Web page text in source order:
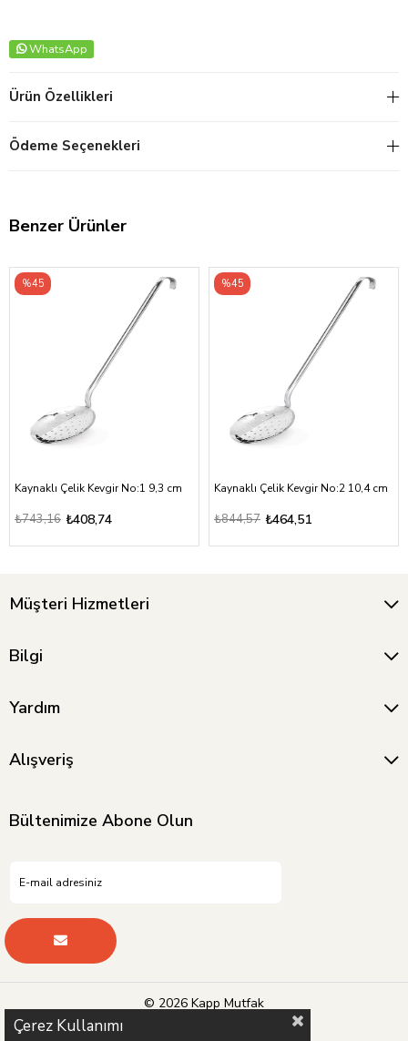
WhatsApp
Ürün Özellikleri
Ödeme Seçenekleri
Benzer Ürünler
Kaynaklı Çelik Kevgir No:1 9,3 cm
₺408,74
₺743,16
%45
Kaynaklı Çelik Kevgir No:2 10,4 cm
₺464,51
₺844,57
%45
Müşteri Hizmetleri
Bilgi
Yardım
Alışveriş
Bültenimize Abone Olun
© 2026 Kapp Mutfak
Çerez Kullanımı